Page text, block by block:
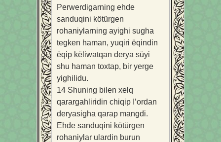
Perwerdigarning ehde
sanduqini kötürgen
rohaniylarning ayighi sugha
tegken haman, yuqiri ëqindin
ëqip këliwatqan derya süyi
shu haman toxtap, bir yerge
yighilidu.
14 Shuning bilen xelq
qarargahliridin chiqip I’ordan
deryasigha qarap mangdi.
Ehde sanduqini kötürgen
rohaniylar ulardin burun